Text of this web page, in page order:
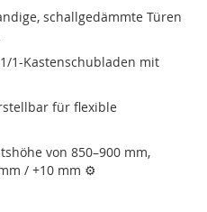
schallgedämmte Türen
1-Kastenschubladen mit
für flexible
von 850–900 mm,
/ +10 mm ⚙